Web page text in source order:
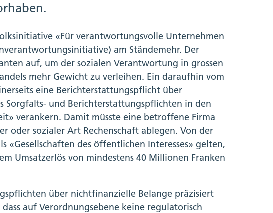
«Für verantwortungsvolle Unternehmen
am Ständemehr. Der
auf, um der sozialen Verantwortung in grossen
mehr Gewicht zu verleihen. Ein daraufhin vom
eine Berichterstattungspflicht über
und Berichterstattungspflichten in den
verankern. Damit müsste eine betroffene Firma
oder sozialer Art Rechenschaft ablegen. Von der
«Gesellschaften des öffentlichen Interesses» gelten,
Umsatzerlös von mindestens 40 Millionen Franken
über nichtfinanzielle Belange präzisiert
auf Verordnungsebene keine regulatorisch